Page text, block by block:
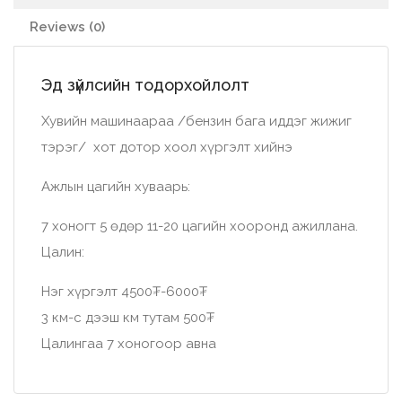
Reviews (0)
Эд зүйлсийн тодорхойлолт
Хувийн машинаараа /бензин бага иддэг жижиг
тэрэг/ хот дотор хоол хүргэлт хийнэ
Ажлын цагийн хуваарь:
7 хоногт 5 өдөр 11-20 цагийн хооронд ажиллана.
Цалин:
Нэг хүргэлт 4500₮-6000₮
3 км-с дээш км тутам 500₮
Цалингаа 7 хоногоор авна